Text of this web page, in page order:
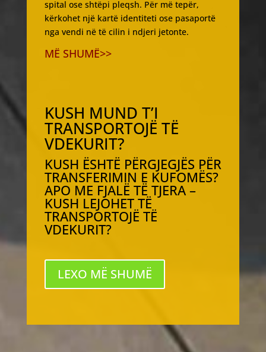
spital ose shtëpi pleqsh. Për më tepër,
kërkohet një kartë identiteti ose pasaportë
nga vendi në të cilin i ndjeri jetonte.
MË SHUMË>>
KUSH MUND T’I
TRANSPORTOJË TË
VDEKURIT?
KUSH ËSHTË PËRGJEGJËS PËR
TRANSFERIMIN E KUFOMËS?
APO ME FJALË TË TJERA –
KUSH LEJOHET TË
TRANSPORTOJË TË
VDEKURIT?
LEXO MË SHUMË